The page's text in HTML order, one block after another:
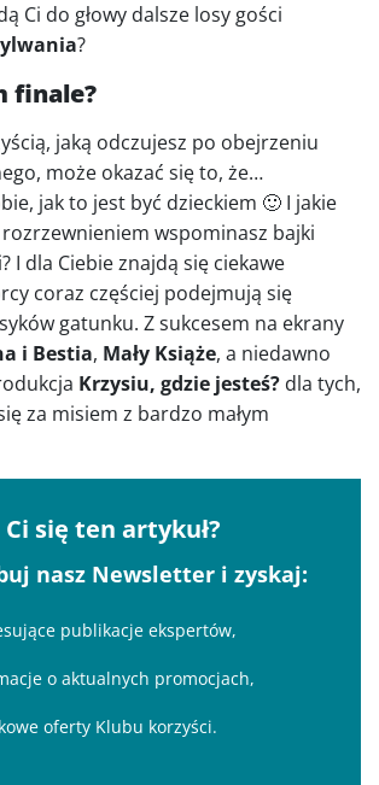
Ci do głowy dalsze losy gości
?
finale?
jaką odczujesz po obejrzeniu
może okazać się to, że…
jak to jest być dzieckiem 🙂 I jakie
wspominasz bajki
I dla Ciebie znajdą się ciekawe
coraz częściej podejmują się
gatunku. Z sukcesem na ekrany
i Bestia, Mały Książe, a niedawno
Krzysiu, gdzie jesteś? dla tych,
za misiem z bardzo małym
się ten artykuł?
nasz Newsletter i zyskaj:
publikacje ekspertów,
o aktualnych promocjach,
oferty Klubu korzyści.